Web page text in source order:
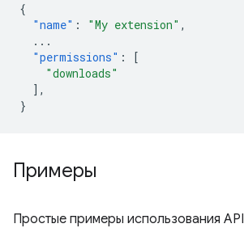
{
"name" : "My extension" ,
...
"permissions" :
[
"downloads"
],
}
Примеры
Простые примеры использования API